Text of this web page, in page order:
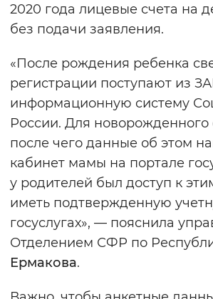
Включены
Звуковой
Воспроизвести
Вернуть
2020 года лицевые счета на
без подачи заявления.
«После рождения ребенка
регистрации поступают из
информационную систему
России. Для
после чего данные об этом
кабинет мамы на портале
у родителей был доступ к
иметь подтвержденную
госуслугах», — пояснила
Отделением СФР по
Ермакова.